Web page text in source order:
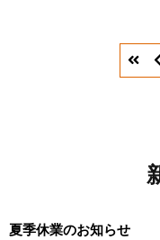
夏季休業のお知らせ